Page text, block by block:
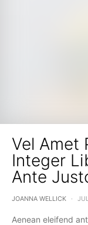
Vel Amet
Integer
Ante
JOANNA WELLICK
Aenean eleifend